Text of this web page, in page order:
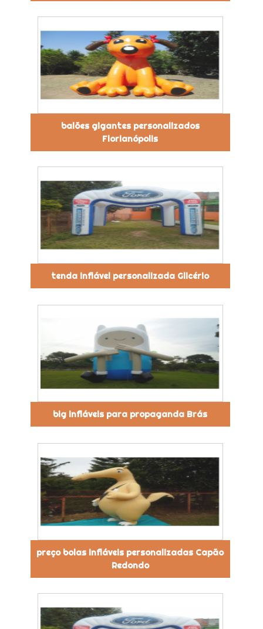
balões gigantes personalizados
Florianópolis
tenda inflável personalizada Glicério
big infláveis para propaganda Brás
preço bolas infláveis personalizadas Capão
Redondo